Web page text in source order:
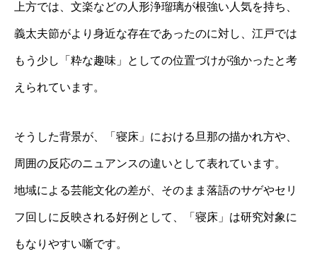
上方では、文楽などの人形浄瑠璃が根強い人気を持ち、
義太夫節がより身近な存在であったのに対し、江戸では
もう少し「粋な趣味」としての位置づけが強かったと考
えられています。
そうした背景が、「寝床」における旦那の描かれ方や、
周囲の反応のニュアンスの違いとして表れています。
地域による芸能文化の差が、そのまま落語のサゲやセリ
フ回しに反映される好例として、「寝床」は研究対象に
もなりやすい噺です。